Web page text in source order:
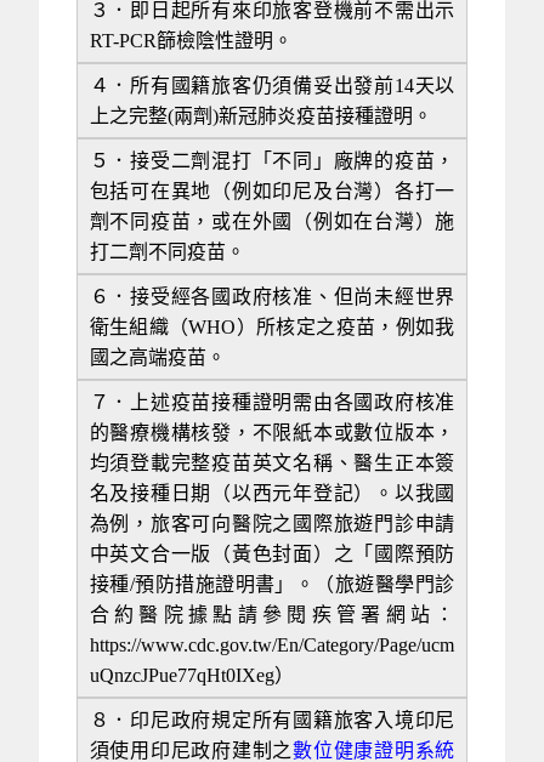
３．即日起所有來印旅客登機前不需出示
RT-PCR篩檢陰性證明。
４．所有國籍旅客仍須備妥出發前14天以
上之完整(兩劑)新冠肺炎疫苗接種證明。
５．接受二劑混打「不同」廠牌的疫苗，
包括可在異地（例如印尼及台灣）各打一
劑不同疫苗，或在外國（例如在台灣）施
打二劑不同疫苗。
６．接受經各國政府核准、但尚未經世界
衛生組織（WHO）所核定之疫苗，例如我
國之高端疫苗。
７．上述疫苗接種證明需由各國政府核准
的醫療機構核發，不限紙本或數位版本，
均須登載完整疫苗英文名稱、醫生正本簽
名及接種日期（以西元年登記）。以我國
為例，旅客可向醫院之國際旅遊門診申請
中英文合一版（黃色封面）之「國際預防
接種/預防措施證明書」。（旅遊醫學門診
合約醫院據點請參閱疾管署網站：
https://www.cdc.gov.tw/En/Category/Page/ucm
uQnzcJPue77qHt0IXeg）
８．印尼政府規定所有國籍旅客入境印尼
須使用印尼政府建制之數位健康證明系統